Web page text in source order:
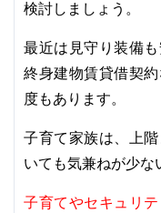
検討しましょう。
最近は見守り装備
終身建物賃貸借契
度もあります。
子育て家族は、上
いても気兼ねが少な
子育てやセキュリ